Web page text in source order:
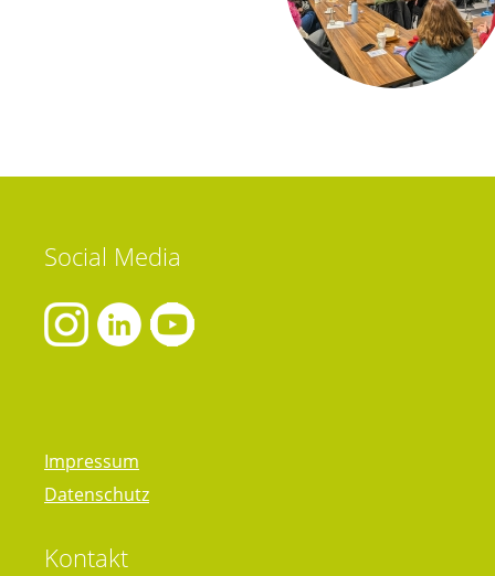
Social Media
Impressum
Datenschutz
Kontakt